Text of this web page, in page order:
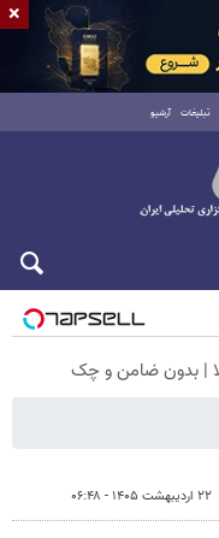
تبلیغات آرشیو
۲۲ اردیبهشت ۱۴۰۵ - ۰۶:۴۸
×